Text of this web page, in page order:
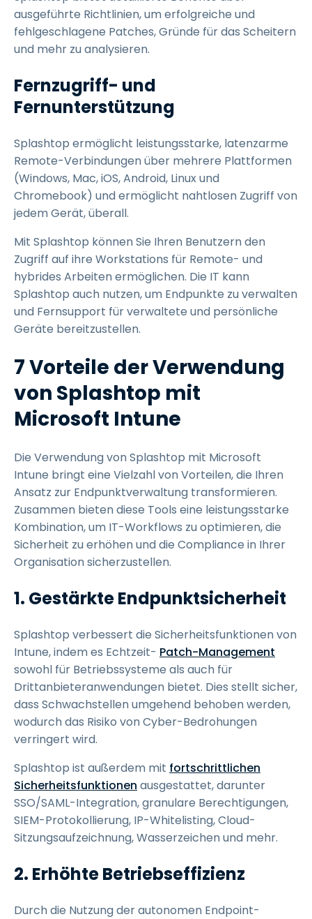
ausgeführte Richtlinien, um erfolgreiche und
fehlgeschlagene Patches, Gründe für das Scheitern
und mehr zu analysieren.
Fernzugriff- und
Fernunterstützung
Splashtop ermöglicht leistungsstarke, latenzarme
Remote-Verbindungen über mehrere Plattformen
(Windows, Mac, iOS, Android, Linux und
Chromebook) und ermöglicht nahtlosen Zugriff von
jedem Gerät, überall.
Mit Splashtop können Sie Ihren Benutzern den
Zugriff auf ihre Workstations für Remote- und
hybrides Arbeiten ermöglichen. Die IT kann
Splashtop auch nutzen, um Endpunkte zu verwalten
und Fernsupport für verwaltete und persönliche
Geräte bereitzustellen.
7 Vorteile der Verwendung
von Splashtop mit
Microsoft Intune
Die Verwendung von Splashtop mit Microsoft
Intune bringt eine Vielzahl von Vorteilen, die Ihren
Ansatz zur Endpunktverwaltung transformieren.
Zusammen bieten diese Tools eine leistungsstarke
Kombination, um IT-Workflows zu optimieren, die
Sicherheit zu erhöhen und die Compliance in Ihrer
Organisation sicherzustellen.
1. Gestärkte Endpunktsicherheit
Splashtop verbessert die Sicherheitsfunktionen von
Intune, indem es Echtzeit- Patch-Management
sowohl für Betriebssysteme als auch für
Drittanbieteranwendungen bietet. Dies stellt sicher,
dass Schwachstellen umgehend behoben werden,
wodurch das Risiko von Cyber-Bedrohungen
verringert wird.
Splashtop ist außerdem mit fortschrittlichen
Sicherheitsfunktionen ausgestattet, darunter
SSO/SAML-Integration, granulare Berechtigungen,
SIEM-Protokollierung, IP-Whitelisting, Cloud-
Sitzungsaufzeichnung, Wasserzeichen und mehr.
2. Erhöhte Betriebseffizienz
Durch die Nutzung der autonomen Endpoint-